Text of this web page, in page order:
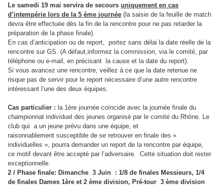
Le samedi 19 mai servira de secours uniquement en cas
d’intempérie lors de la 5 ème journée (la saisie de la feuille de match
devra être effectuée dès la fin de la rencontre pour ne pas retarder la
préparation de la phase finale).
En cas d’anticipation ou de report, portez sans délai la date réelle de la
rencontre sur GS. (A défaut,informez la commission, via le comité, par
téléphone ou e-mail, en précisant la cause et la date du report).
Si vous avancez une rencontre, veillez à ce que la date retenue ne
risque pas de servir pour le report nécessaire d’une autre rencontre
intéressant l’une des deux équipes.
Cas particulier : la 1ère journée coïncide avec la journée finale du
championnat individuel des jeunes organisé par le comité du Rhône. Le
club qui a un jeune prévu dans une équipe, et
raisonnablement susceptible de se retrouver en finale des «
individuelles », pourra demander un report de la rencontre par équipe,
ce motif devant être accepté par l’adversaire. Cette situation doit rester
exceptionnelle.
2 / Phase finale: Dimanche 3 Juin : 1/8 de finales Messieurs, 1/4
de finales Dames 1ère et 2 ème division, Pré-tour 3 ème division